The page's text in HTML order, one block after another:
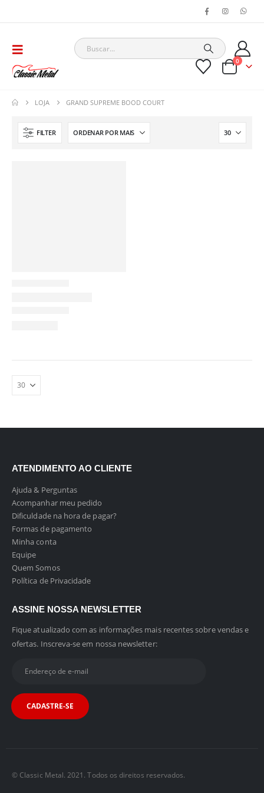
0
LOJA GRAND SUPREME BOOD COURT
FILTER
ATENDIMENTO AO CLIENTE
Ajuda & Perguntas
Acompanhar meu pedido
Dificuldade na hora de pagar?
Formas de pagamento
Minha conta
Equipe
Quem Somos
Política de Privacidade
ASSINE NOSSA NEWSLETTER
Fique atualizado com as informações mais recentes sobre vendas e
ofertas. Inscreva-se em nossa newsletter:
© Classic Metal. 2021. Todos os direitos reservados.